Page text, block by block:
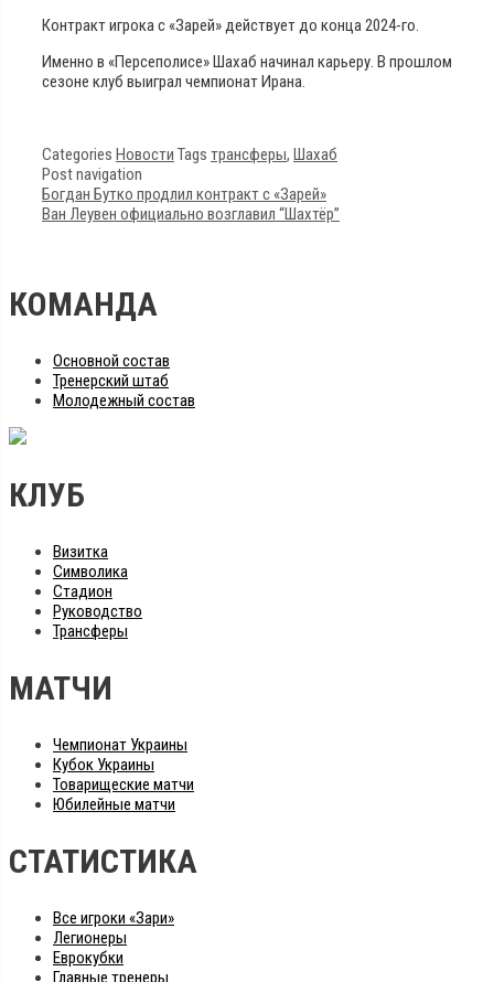
Контракт игрока с «Зарей» действует до конца 2024-го.
Именно в «Персеполисе» Шахаб начинал карьеру. В прошлом
сезоне клуб выиграл чемпионат Ирана.
Categories Новости Tags трансферы, Шахаб
Post navigation
Богдан Бутко продлил контракт с «Зарей»
Ван Леувен официально возглавил “Шахтёр”
КОМАНДА
Основной состав
Тренерский штаб
Молодежный состав
КЛУБ
Визитка
Символика
Стадион
Руководство
Трансферы
МАТЧИ
Чемпионат Украины
Кубок Украины
Товарищеские матчи
Юбилейные матчи
СТАТИСТИКА
Все игроки «Зари»
Легионеры
Еврокубки
Главные тренеры